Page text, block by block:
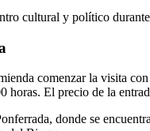
cultural y político
comenzar la visita
horas. El precio de la
donde se